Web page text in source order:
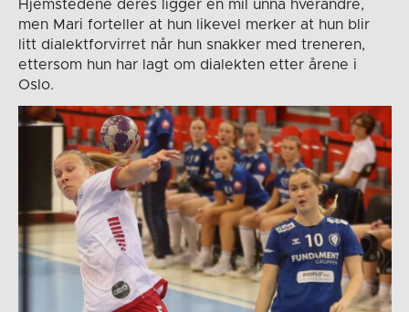
Hjemstedene deres ligger en mil unna hverandre,
men Mari forteller at hun likevel merker at hun blir
litt dialektforvirret når hun snakker med treneren,
ettersom hun har lagt om dialekten etter årene i
Oslo.